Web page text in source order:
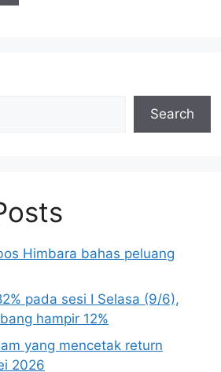
Search
Himbara bahas peluang
pada sesi I Selasa (9/6),
hampir 12%
yang mencetak return
2026